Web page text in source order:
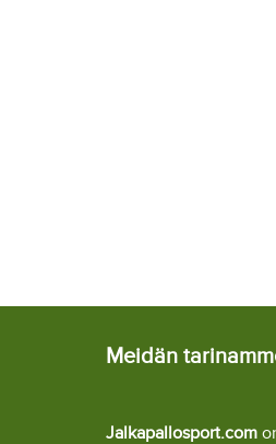
Meidän
Jalkapallosport.com